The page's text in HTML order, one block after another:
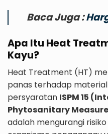
Baca Juga :
Apa Itu Heat
Kayu?
Heat Treatment (HT)
panas terhadap
persyaratan ISPM 15
Phytosanitary
adalah mengurangi